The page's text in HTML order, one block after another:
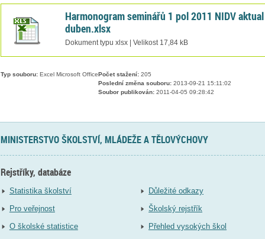
Harmonogram seminářů 1 pol 2011 NIDV aktual
duben.xlsx
Dokument typu xlsx | Velikost 17,84 kB
Typ souboru:Excel Microsoft Office Počet stažení:205
Poslední změna souboru:2013-09-21 15:11:02
Soubor publikován:2011-04-05 09:28:42
MINISTERSTVO ŠKOLSTVÍ, MLÁDEŽE A TĚLOVÝCHOVY
Rejstříky, databáze
Statistika školství
Pro veřejnost
O školské statistice
Důležité odkazy
Školský rejstřík
Přehled vysokých škol